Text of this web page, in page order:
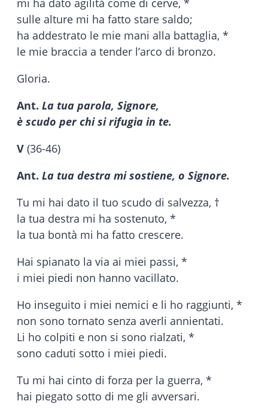
mi ha dato agilità come di cerve, *
sulle alture mi ha fatto stare saldo;
ha addestrato le mie mani alla battaglia, *
le mie braccia a tender l’arco di bronzo.
Gloria.
Ant. La tua parola, Signore,
è scudo per chi si rifugia in te.
V (36-46)
Ant. La tua destra mi sostiene, o Signore.
Tu mi hai dato il tuo scudo di salvezza, †
la tua destra mi ha sostenuto, *
la tua bontà mi ha fatto crescere.
Hai spianato la via ai miei passi, *
i miei piedi non hanno vacillato.
Ho inseguito i miei nemici e li ho raggiunti, *
non sono tornato senza averli annientati.
Li ho colpiti e non si sono rialzati, *
sono caduti sotto i miei piedi.
Tu mi hai cinto di forza per la guerra, *
hai piegato sotto di me gli avversari.